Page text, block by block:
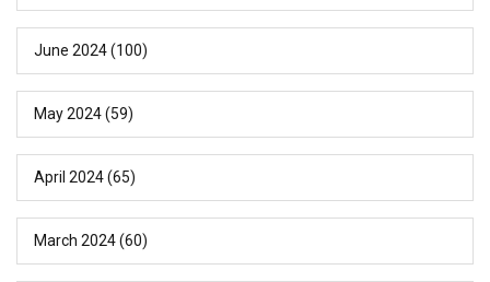
June 2024(100)
May 2024(59)
April 2024(65)
March 2024(60)